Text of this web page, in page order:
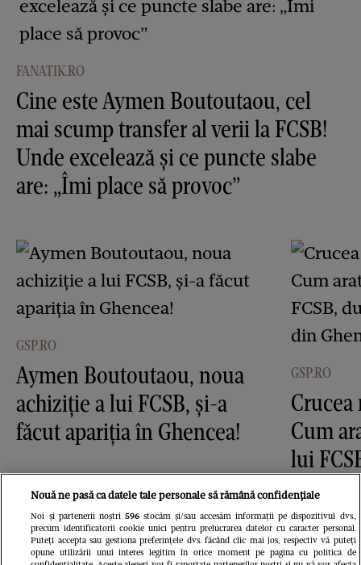
FANATIK.RO
Cine este Aymen Boutoutaou, cel
mai scump transfer al verii la FCSB!
Unde excelează și ce puncte slabe
are: „Îmi place să provoc”
GSP.RO
Aymen Boutoutaou, noua
achiziție a lui FCSB, și-a
făcut apariția în Ghencea!
GSP.RO
Crucea
Cum
lui
imagini
Nouă ne pasă ca datele tale personale să rămână confidențiale
Noi și partenerii noștri 596stocăm și/sau accesăm informații pe dispozitivul dvs.,
precum identificatorii cookie unici pentru prelucrarea datelor cu caracter personal.
Puteți accepta sau gestiona preferințele dvs. făcând clic mai jos, respectiv vă puteți
opune utilizării unui interes legitim în orice moment pe pagina cu politica de